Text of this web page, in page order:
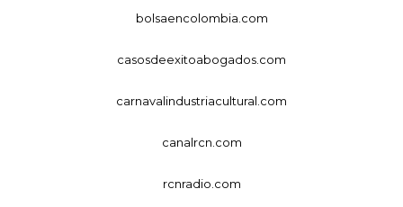
bolsaencolombia.com
casosdeexitoabogados.com
carnavalindustriacultural.com
canalrcn.com
rcnradio.com